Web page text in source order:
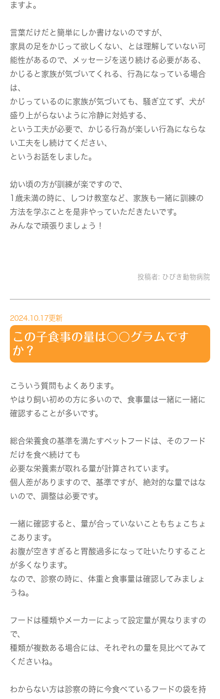
ますよ。
言葉だけだと簡単にしか書けないのですが、
家具の足をかじって欲しくない、とは理解していない可
能性があるので、メッセージを送り続ける必要がある、
かじると家族が気づいてくれる、行為になっている場合
は、
かじっているのに家族が気づいても、騒ぎ立てず、犬が
盛り上がらないように冷静に対処する、
という工夫が必要で、かじる行為が楽しい行為にならな
い工夫をし続けてください、
というお話をしました。
幼い頃の方が訓練が楽ですので、
1歳未満の時に、しつけ教室など、家族も一緒に訓練の
方法を学ぶことを是非やっていただきたいです。
みんなで頑張りましょう！
投稿者: ひびき動物病院
2024.10.17更新
この子食事の量は〇〇グラムです
か？
こういう質問もよくあります。
やはり飼い初めの方に多いので、食事量は一緒に一緒に
確認することが多いです。
総合栄養食の基準を満たすペットフードは、そのフード
だけを食べ続けても
必要な栄養素が取れる量が計算されています。
個人差がありますので、基準ですが、絶対的な量ではな
いので、調整は必要です。
一緒に確認すると、量が合っていないこともちょこちょ
こあります。
お腹が空きすぎると胃酸過多になって吐いたりすること
が多くなります。
なので、診察の時に、体重と食事量は確認してみましょ
うね。
フードは種類やメーカーによって設定量が異なりますの
で、
種類が複数ある場合には、それぞれの量を見比べてみて
くださいね。
わからない方は診察の時に今食べているフードの袋を持